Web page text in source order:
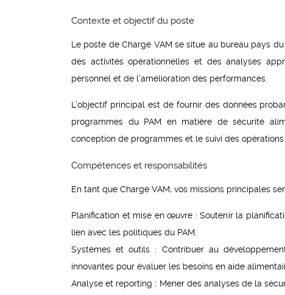
Contexte et objectif du poste
Le poste de Chargé VAM se situe au bureau pays
des activités opérationnelles et des analyses
personnel et de l’amélioration des performances.
L’objectif principal est de fournir des données
programmes du PAM en matière de sécurité
conception de programmes et le suivi des opérations.
Compétences et responsabilités
En tant que Chargé VAM, vos missions principales
Planification et mise en œuvre : Soutenir la
lien avec les politiques du PAM.
Systèmes et outils : Contribuer au
innovantes pour évaluer les besoins en aide
Analyse et reporting : Mener des analyses de la